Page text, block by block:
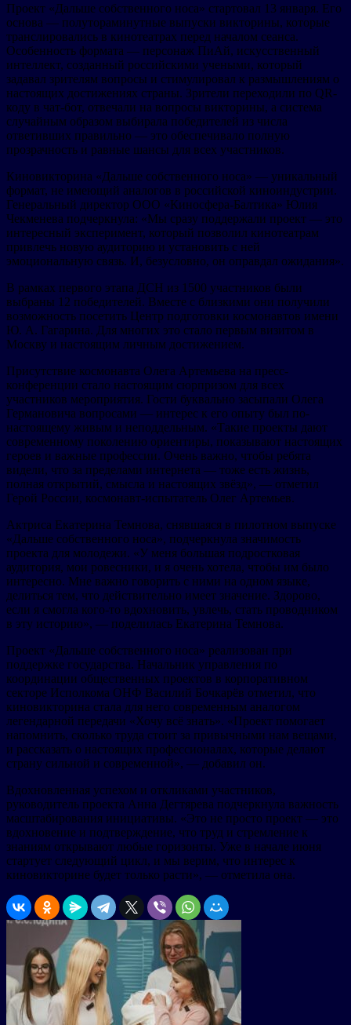
Проект «Дальше собственного носа» стартовал 13 января. Его
основа — полутораминутные выпуски викторины, которые
транслировались в кинотеатрах перед началом сеанса.
Особенность формата — персонаж ПиАй, искусственный
интеллект, созданный российскими учеными, который
задавал зрителям вопросы и стимулировал к размышлениям о
настоящих достижениях страны. Зрители переходили по QR-
коду в чат-бот, отвечали на вопросы викторины, а система
случайным образом выбирала победителей из числа
ответивших правильно — это обеспечивало полную
прозрачность и равные шансы для всех участников.
Киновикторина «Дальше собственного носа» — уникальный
формат, не имеющий аналогов в российской киноиндустрии.
Генеральный директор ООО «Киносфера-Балтика» Юлия
Чекменева подчеркнула: «Мы сразу поддержали проект — это
интересный эксперимент, который позволил кинотеатрам
привлечь новую аудиторию и установить с ней
эмоциональную связь. И, безусловно, он оправдал ожидания».
В рамках первого этапа ДСН из 1500 участников были
выбраны 12 победителей. Вместе с близкими они получили
возможность посетить Центр подготовки космонавтов имени
Ю. А. Гагарина. Для многих это стало первым визитом в
Москву и настоящим личным достижением.
Присутствие космонавта Олега Артемьева на пресс-
конференции стало настоящим сюрпризом для всех
участников мероприятия. Гости буквально засыпали Олега
Германовича вопросами — интерес к его опыту был по-
настоящему живым и неподдельным. «Такие проекты дают
современному поколению ориентиры, показывают настоящих
героев и важные профессии. Очень важно, чтобы ребята
видели, что за пределами интернета — тоже есть жизнь,
полная открытий, смысла и настоящих звёзд», — отметил
Герой России, космонавт-испытатель Олег Артемьев.
Актриса Екатерина Темнова, снявшаяся в пилотном выпуске
«Дальше собственного носа», подчеркнула значимость
проекта для молодежи. «У меня большая подростковая
аудитория, мои ровесники, и я очень хотела, чтобы им было
интересно. Мне важно говорить с ними на одном языке,
делиться тем, что действительно имеет значение. Здорово,
если я смогла кого-то вдохновить, увлечь, стать проводником
в эту историю», — поделилась Екатерина Темнова.
Проект «Дальше собственного носа» реализован при
поддержке государства. Начальник управления по
координации общественных проектов в корпоративном
секторе Исполкома ОНФ Василий Бочкарёв отметил, что
киновикторина стала для него современным аналогом
легендарной передачи «Хочу всё знать». «Проект помогает
напомнить, сколько труда стоит за привычными нам вещами,
и рассказать о настоящих профессионалах, которые делают
страну сильной и современной», — добавил он.
Вдохновленная успехом и откликами участников,
руководитель проекта Анна Дегтярева подчеркнула важность
масштабирования инициативы. «Это не просто проект — это
вдохновение и подтверждение, что труд и стремление к
знаниям открывают любые горизонты. Уже в начале июня
стартует следующий цикл, и мы верим, что интерес к
киновикторине будет только расти», — отметила она.